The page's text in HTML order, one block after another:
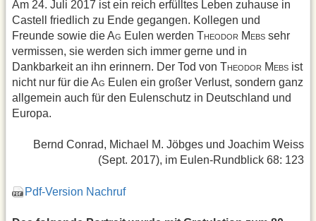
Am 24. Juli 2017 ist ein reich erfülltes Leben zuhause in
Castell friedlich zu Ende gegangen. Kollegen und
Freunde sowie die AG Eulen werden THEODOR M EBS sehr
vermissen, sie werden sich immer gerne und in
Dankbarkeit an ihn erinnern. Der Tod von THEODOR M EBS ist
nicht nur für die AG Eulen ein großer Verlust, sondern ganz
allgemein auch für den Eulenschutz in Deutschland und
Europa.
Bernd Conrad, Michael M. Jöbges und Joachim Weiss
(Sept. 2017), im Eulen-Rundblick 68: 123
Pdf-Version Nachruf